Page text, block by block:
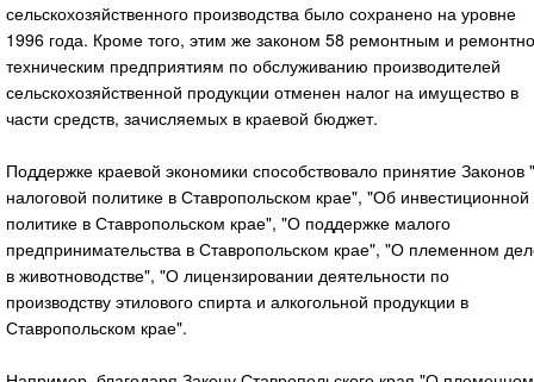
сельскохозяйственного производства было сохранено на уровне
1996 года. Кроме того, этим же законом 58 ремонтным и
техническим предприятиям по обслуживанию производителей
сельскохозяйственной продукции отменен налог на имущество в
части средств, зачисляемых в краевой бюджет.
Поддержке краевой экономики способствовало принятие Законов
налоговой политике в Ставропольском крае", "Об инвестиционной
политике в Ставропольском крае", "О поддержке малого
предпринимательства в Ставропольском крае", "О племенном
в животноводстве", "О лицензировании деятельности по
производству этилового спирта и алкогольной продукции в
Ставропольском крае".